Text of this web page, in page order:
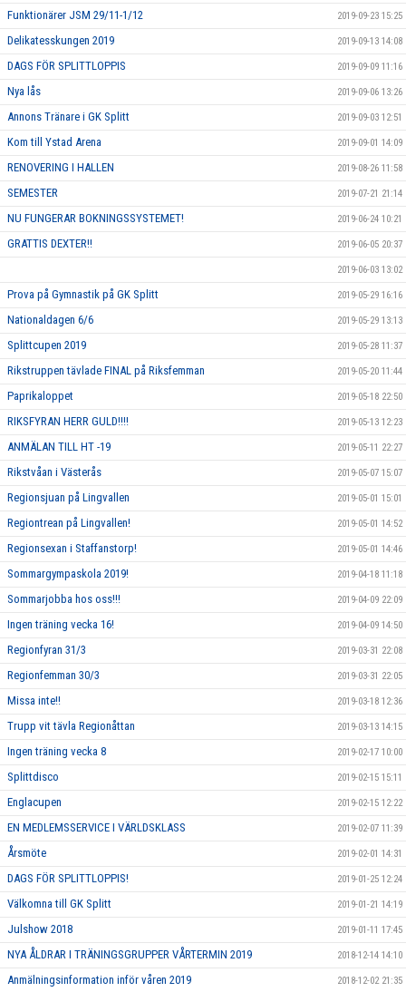
Funktionärer JSM 29/11-1/12 2019-09-23 15:25
Delikatesskungen 2019 2019-09-13 14:08
DAGS FÖR SPLITTLOPPIS 2019-09-09 11:16
Nya lås 2019-09-06 13:26
Annons Tränare i GK Splitt 2019-09-03 12:51
Kom till Ystad Arena 2019-09-01 14:09
RENOVERING I HALLEN 2019-08-26 11:58
SEMESTER 2019-07-21 21:14
NU FUNGERAR BOKNINGSSYSTEMET! 2019-06-24 10:21
GRATTIS DEXTER!! 2019-06-05 20:37
2019-06-03 13:02
Prova på Gymnastik på GK Splitt 2019-05-29 16:16
Nationaldagen 6/6 2019-05-29 13:13
Splittcupen 2019 2019-05-28 11:37
Rikstruppen tävlade FINAL på Riksfemman 2019-05-20 11:44
Paprikaloppet 2019-05-18 22:50
RIKSFYRAN HERR GULD!!!! 2019-05-13 12:23
ANMÄLAN TILL HT -19 2019-05-11 22:27
Rikstvåan i Västerås 2019-05-07 15:07
Regionsjuan på Lingvallen 2019-05-01 15:01
Regiontrean på Lingvallen! 2019-05-01 14:52
Regionsexan i Staffanstorp! 2019-05-01 14:46
Sommargympaskola 2019! 2019-04-18 11:18
Sommarjobba hos oss!!! 2019-04-09 22:09
Ingen träning vecka 16! 2019-04-09 14:50
Regionfyran 31/3 2019-03-31 22:08
Regionfemman 30/3 2019-03-31 22:05
Missa inte!! 2019-03-18 12:36
Trupp vit tävla Regionåttan 2019-03-13 14:15
Ingen träning vecka 8 2019-02-17 10:00
Splittdisco 2019-02-15 15:11
Englacupen 2019-02-15 12:22
EN MEDLEMSSERVICE I VÄRLDSKLASS 2019-02-07 11:39
Årsmöte 2019-02-01 14:31
DAGS FÖR SPLITTLOPPIS! 2019-01-25 12:24
Välkomna till GK Splitt 2019-01-21 14:19
Julshow 2018 2019-01-11 17:45
NYA ÅLDRAR I TRÄNINGSGRUPPER VÅRTERMIN 2019 2018-12-14 14:10
Anmälningsinformation inför våren 2019 2018-12-02 21:35